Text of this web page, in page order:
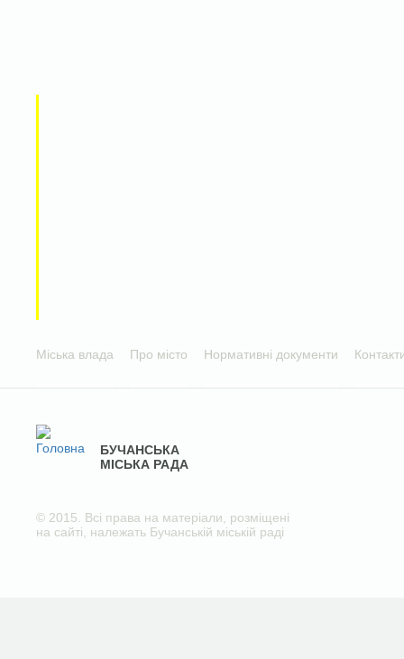
Міська влада Про місто Нормативні документи
БУЧАНСЬКА
МІСЬКА РАДА
© 2015. Всі права на матеріали, розміщені
на сайті, належать Бучанській міській раді